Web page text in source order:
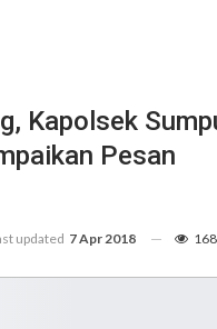
Kapolsek
Pesan
updated 7 Apr 2018 168